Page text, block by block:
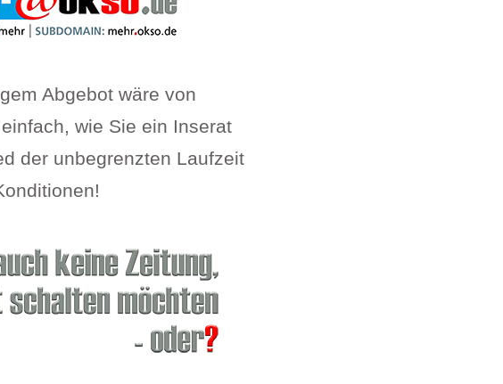
Abgebot wäre von
wie Sie ein Inserat
der unbegrenzten Laufzeit